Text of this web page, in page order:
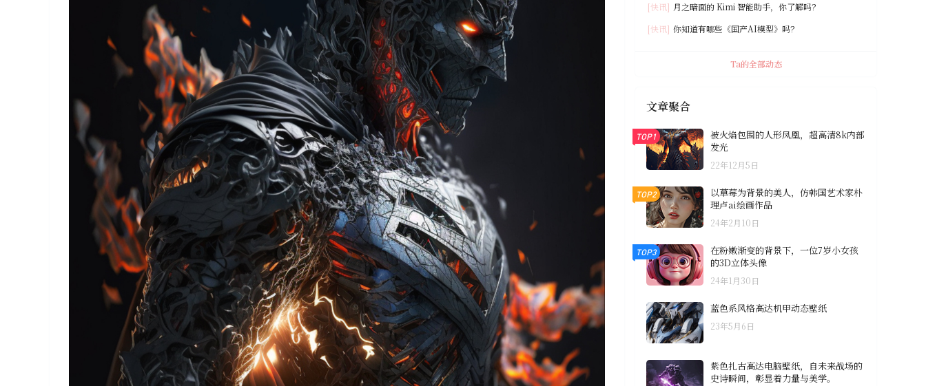
[快讯] 月之暗面的 Kimi 智能助手，你了解吗？
[快讯] 你知道有哪些《国产AI模型》吗？
Ta的全部动态
文章聚合
TOP1
被火焰包围的人形凤凰，超高清8k内部
发光
22年12月5日
TOP2
以草莓为背景的美人，仿韩国艺术家朴
理卢ai绘画作品
24年2月10日
TOP3
在粉嫩渐变的背景下，一位7岁小女孩
的3D立体头像
24年1月30日
蓝色系风格高达机甲动态壁纸
23年5月6日
紫色扎古高达电脑壁纸，自未来战场的
史诗瞬间，彰显着力量与美学。